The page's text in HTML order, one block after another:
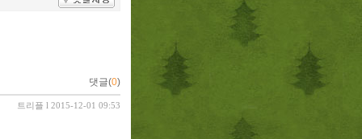
댓글(0)
트리플 l 2015-12-01 09:53